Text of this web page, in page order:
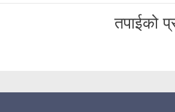
तपाईको